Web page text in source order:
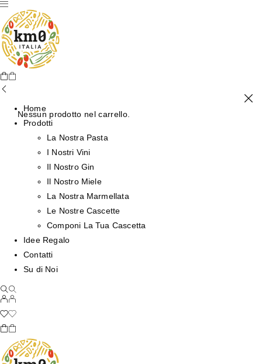
Nessun prodotto nel carrello.
Home
Prodotti
La Nostra Pasta
I Nostri Vini
Il Nostro Gin
Il Nostro Miele
La Nostra Marmellata
Le Nostre Cascette
Componi La Tua Cascetta
Idee Regalo
Contatti
Su di Noi